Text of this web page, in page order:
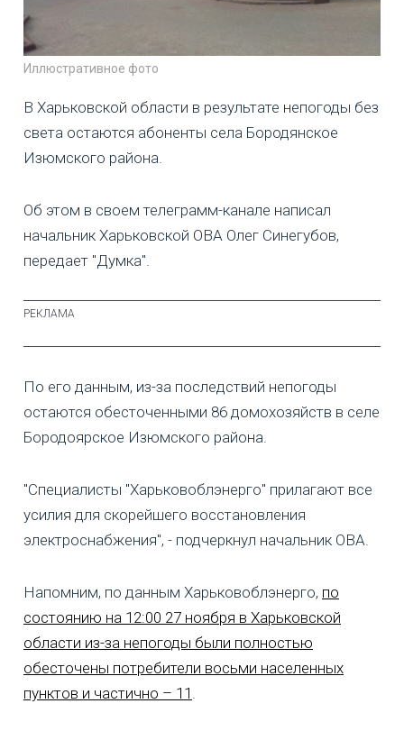
Иллюстративное фото
В Харьковской области в результате непогоды без
света остаются абоненты села Бородянское
Изюмского района.
Об этом в своем телеграмм-канале написал
начальник Харьковской ОВА Олег Синегубов,
передает "Думка".
По его данным, из-за последствий непогоды
остаются обесточенными 86 домохозяйств в селе
Бородоярское Изюмского района.
"Специалисты "Харьковоблэнерго" прилагают все
усилия для скорейшего восстановления
электроснабжения", - подчеркнул начальник ОВА.
Напомним, по данным Харьковоблэнерго, по
состоянию на 12:00 27 ноября в Харьковской
области из-за непогоды были полностью
обесточены потребители восьми населенных
пунктов и частично – 11